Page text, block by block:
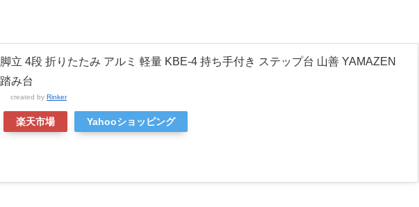
脚立 4段 折りたたみ アルミ 軽量 KBE-4 持ち手付き ステップ台 山善 YAMAZEN
踏み台
created by Rinker
楽天市場 Yahooショッピング